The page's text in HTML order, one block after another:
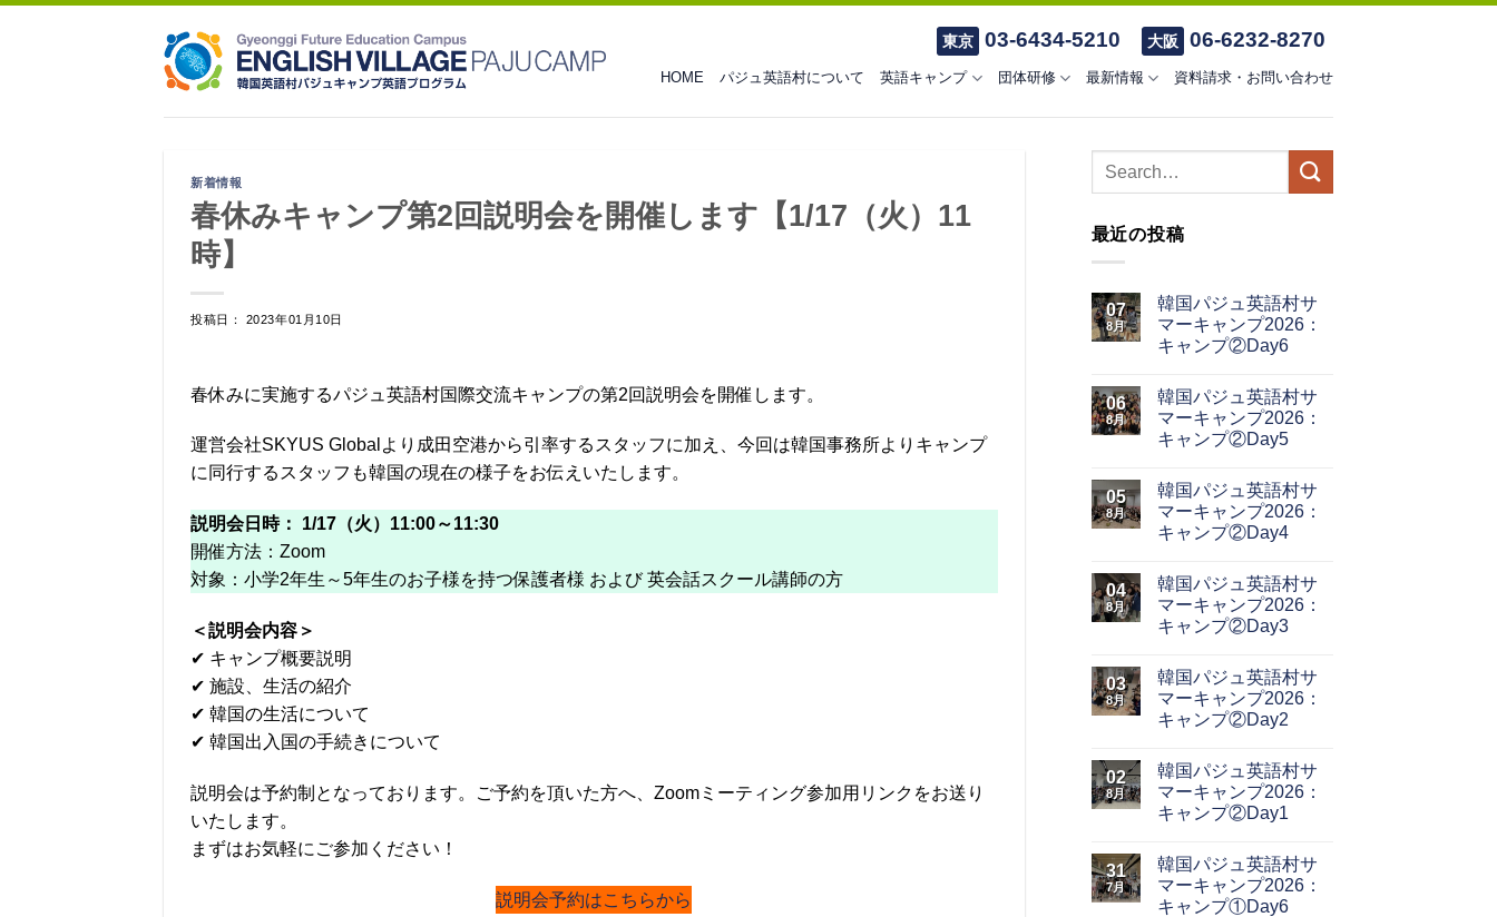
東京 03-6434-5210 大阪 06-6232-8270
HOME パジュ英語村について 英語キャンプ 団体研修 最新情報 資料請求・お問い合わせ
新着情報
春休みキャンプ第2回説明会を開催します【1/17（火）11
時】
投稿日： 2023年01月10日
春休みに実施するパジュ英語村国際交流キャンプの第2回説明会を開催します。
運営会社SKYUS Globalより成田空港から引率するスタッフに加え、今回は韓国事務所よりキャンプ
に同行するスタッフも韓国の現在の様子をお伝えいたします。
説明会日時： 1/17（火）11:00～11:30
開催方法：Zoom
対象：小学2年生～5年生のお子様を持つ保護者様 および 英会話スクール講師の方
＜説明会内容＞
✔ キャンプ概要説明
✔ 施設、生活の紹介
✔ 韓国の生活について
✔ 韓国出入国の手続きについて
説明会は予約制となっております。ご予約を頂いた方へ、Zoomミーティング参加用リンクをお送り
いたします。
まずはお気軽にご参加ください！
説明会予約はこちらから
最近の投稿
07
8月
韓国パジュ英語村サ
マーキャンプ2026：
キャンプ②Day6
06
8月
韓国パジュ英語村サ
マーキャンプ2026：
キャンプ②Day5
05
8月
韓国パジュ英語村サ
マーキャンプ2026：
キャンプ②Day4
04
8月
韓国パジュ英語村サ
マーキャンプ2026：
キャンプ②Day3
03
8月
韓国パジュ英語村サ
マーキャンプ2026：
キャンプ②Day2
02
8月
韓国パジュ英語村サ
マーキャンプ2026：
キャンプ②Day1
31
7月
韓国パジュ英語村サ
マーキャンプ2026：
キャンプ①Day6